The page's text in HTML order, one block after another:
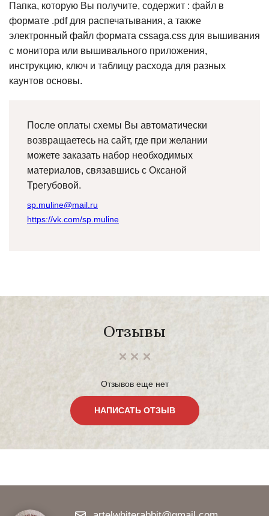
Папка, которую Вы получите, содержит : файл в
формате .pdf для распечатывания, а также
электронный файл формата cssaga.css для вышивания
с монитора или вышивального приложения,
инструкцию, ключ и таблицу расхода для разных
каунтов основы.
После оплаты схемы Вы автоматически
возвращаетесь на сайт, где при желании
можете заказать набор необходимых
материалов, связавшись с Оксаной
Трегубовой.
sp.muline@mail.ru
https://vk.com/sp.muline
Отзывы
Отзывов еще нет
НАПИСАТЬ ОТЗЫВ